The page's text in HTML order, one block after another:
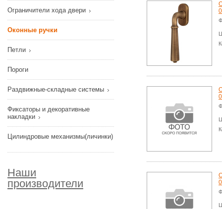
Ограничители хода двери
Оконные ручки
Петли
Пороги
Раздвижные-складные системы
Фиксаторы и декоративные
накладки
Цилиндровые механизмы(личинки)
Наши
производители